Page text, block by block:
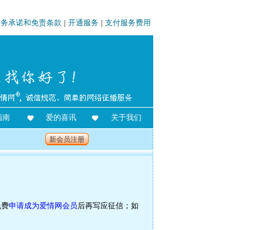
承诺和免责条款 | 开通服务 | 支付服务费用
南 爱的喜讯 关于我们
新会员注册
申请成为爱情网会员后再写应征信；如